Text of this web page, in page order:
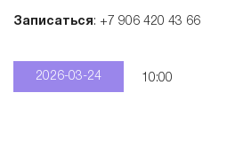
Записаться: +7 906 420 43 66
2026-03-24 10:00